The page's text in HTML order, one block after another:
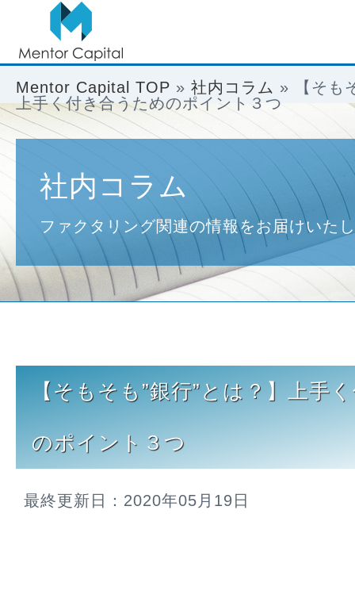
Mentor Capital TOP » 社内コラム »
【そも
上手く付き合うためのポイント３つ
社内コラム
ファクタリング関連の情報をお届けいた
【そもそも”銀行”とは？】上手
のポイント３つ
最終更新日：2020年05月19日